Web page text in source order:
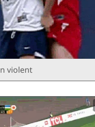
violent